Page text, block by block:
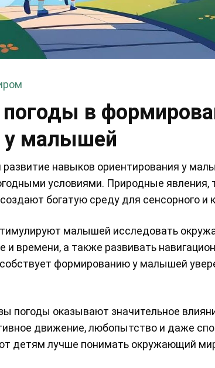
в
у малышей
навыков ориентирования у
условиями. Природные явления,
богатую среду для сенсорного и
малышей исследовать
и времени, а также развивать
формированию у малышей
погоды оказывают значительное
движение, любопытство и даже
детям лучше понимать окружающий